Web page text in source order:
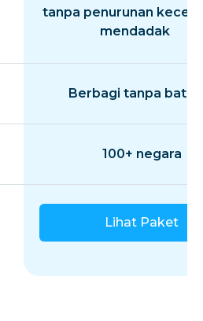
tanpa penurunan
mendadak
Berbagi tanpa batas
100+ negara
Lihat Paket